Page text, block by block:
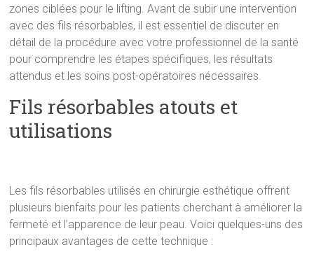
zones ciblées pour le lifting. Avant de subir une intervention
avec des fils résorbables, il est essentiel de discuter en
détail de la procédure avec votre professionnel de la santé
pour comprendre les étapes spécifiques, les résultats
attendus et les soins post-opératoires nécessaires.
Fils résorbables atouts et
utilisations
Les fils résorbables utilisés en chirurgie esthétique offrent
plusieurs bienfaits pour les patients cherchant à améliorer la
fermeté et l’apparence de leur peau. Voici quelques-uns des
principaux avantages de cette technique :